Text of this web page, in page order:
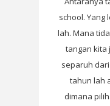
school. Yang
lah. Mana
tangan kita
separuh
tahun lah
dimana